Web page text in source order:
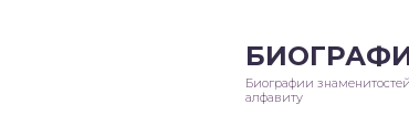
Биографии
алфавиту